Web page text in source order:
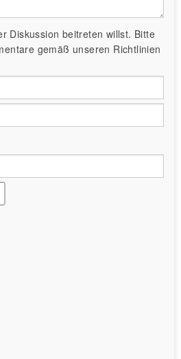
Diskussion beitreten willst. Bitte
gemäß unseren Richtlinien